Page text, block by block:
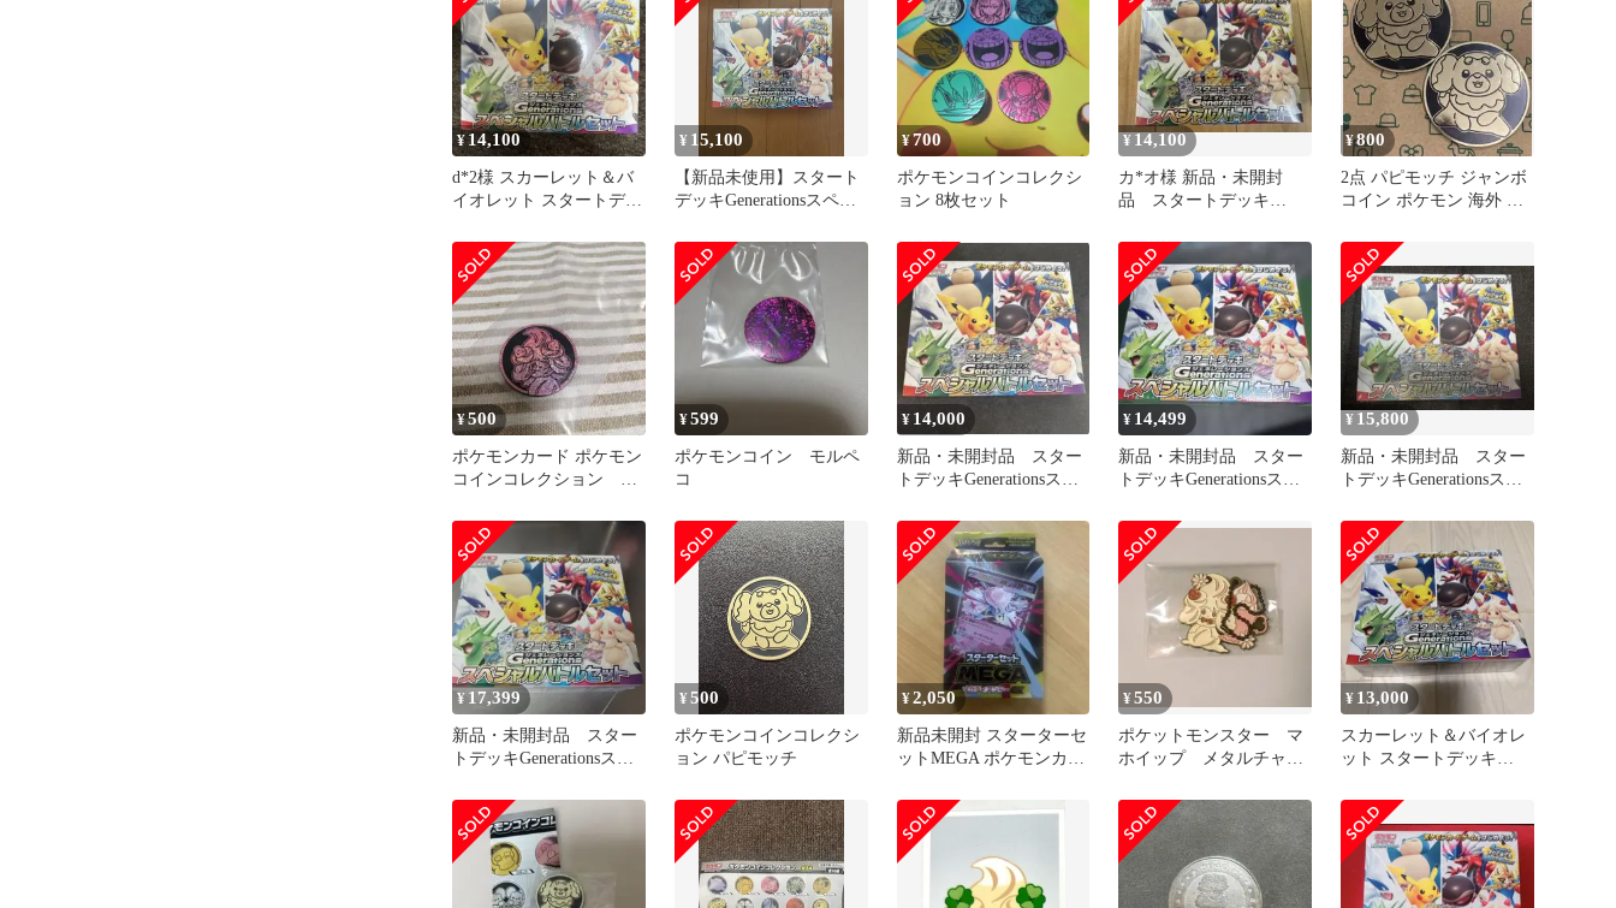
ット まとめ売り
¥14,100
d*2様 スカーレット＆バ
イオレット スタートデッ
¥ 15,100
【新品未使用】スタート
デッキGenerationsスペシ
¥700
ポケモンコインコレクシ
ョン 8枚セット
¥14,100
カ*オ様 新品・未開封
品 スタートデッキ
トルセ
¥800
2点 パピモッチ ジャンボ
コイン ポケモン 海外 限
¥500
ポケモンカード ポケモン
コインコレクション マ
¥599
ポケモンコイン モルペ
コ
¥ 14,000
新品・未開封品 スター
トデッキGenerationsスペ
¥ 14,499
新品・未開封品 スター
トデッキGenerationsスペ
¥ 15,800
新品・未開封品 スター
トデッキGenerationsスペ
¥ 17,399
新品・未開封品 スター
トデッキGenerationsスペ
¥500
ポケモンコインコレクシ
ョン パピモッチ
¥2,050
新品未開封 スターターセ
ットMEGA ポケモンカー
シーex
¥550
ポケットモンスター マ
ホイップ メタルチャー
¥ 13,000
スカーレット＆バイオレ
ット スタートデッキ
バ…